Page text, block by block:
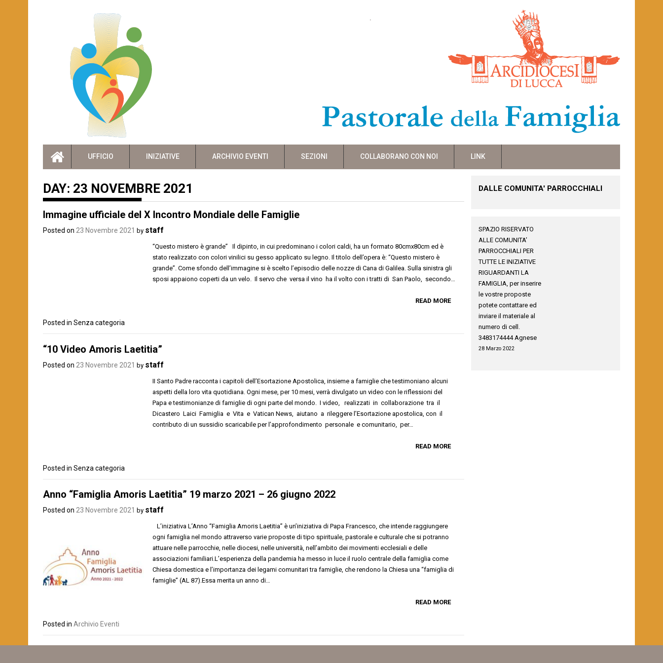
UFFICIO INIZIATIVE ARCHIVIO EVENTI SEZIONI COLLABORANO CON NOI LINK
DAY: 23 NOVEMBRE 2021
Immagine ufficiale del X Incontro Mondiale delle Famiglie
Posted on 23 Novembre 2021 by staff
“Questo mistero è grande” Il dipinto, in cui predominano i colori caldi, ha un formato 80cmx80cm ed è
stato realizzato con colori vinilici su gesso applicato su legno. Il titolo dell’opera è: “Questo mistero è
grande”. Come sfondo dell’immagine si è scelto l’episodio delle nozze di Cana di Galilea. Sulla sinistra gli
sposi appaiono coperti da un velo. Il servo che versa il vino ha il volto con i tratti di San Paolo, secondo…
READ MORE
Posted in Senza categoria
“10 Video Amoris Laetitia”
Posted on 23 Novembre 2021 by staff
II Santo Padre racconta i capitoli dell’Esortazione Apostolica, insieme a famiglie che testimoniano alcuni
aspetti della loro vita quotidiana. Ogni mese, per 10 mesi, verrà divulgato un video con le riflessioni del
Papa e testimonianze di famiglie di ogni parte del mondo. I video, realizzati in collaborazione tra il
Dicastero Laici Famiglia e Vita e Vatican News, aiutano a rileggere l’Esortazione apostolica, con il
contributo di un sussidio scaricabile per l’approfondimento personale e comunitario, per…
READ MORE
Posted in Senza categoria
Anno “Famiglia Amoris Laetitia” 19 marzo 2021 – 26 giugno 2022
Posted on 23 Novembre 2021 by staff
L’iniziativa L’Anno “Famiglia Amoris Laetitia” è un’iniziativa di Papa Francesco, che intende raggiungere
ogni famiglia nel mondo attraverso varie proposte di tipo spirituale, pastorale e culturale che si potranno
attuare nelle parrocchie, nelle diocesi, nelle università, nell’ambito dei movimenti ecclesiali e delle
associazioni familiari.L’esperienza della pandemia ha messo in luce il ruolo centrale della famiglia come
Chiesa domestica e l’importanza dei legami comunitari tra famiglie, che rendono la Chiesa una “famiglia di
famiglie” (AL 87).Essa merita un anno di…
READ MORE
Posted in Archivio Eventi
DALLE COMUNITA' PARROCCHIALI
SPAZIO RISERVATO
ALLE COMUNITA’
PARROCCHIALI PER
TUTTE LE INIZIATIVE
RIGUARDANTI LA
FAMIGLIA, per inserire
le vostre proposte
potete contattare ed
inviare il materiale al
numero di cell.
3483174444 Agnese
28 Marzo 2022